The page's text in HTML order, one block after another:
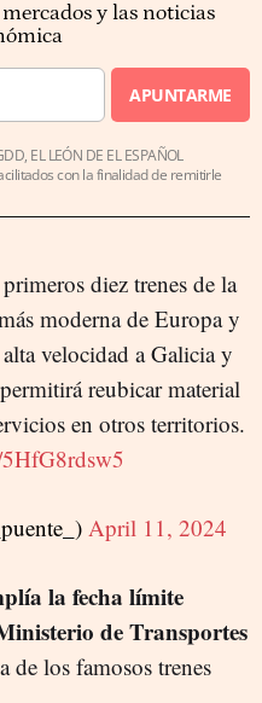
y las noticias
APUNTARME
EL LEÓN DE EL ESPAÑOL
con la finalidad de remitirle
diez trenes de la
moderna de Europa y
velocidad a Galicia y
reubicar material
en otros territorios.
April 11, 2024
la fecha límite
de Transportes
de los famosos trenes